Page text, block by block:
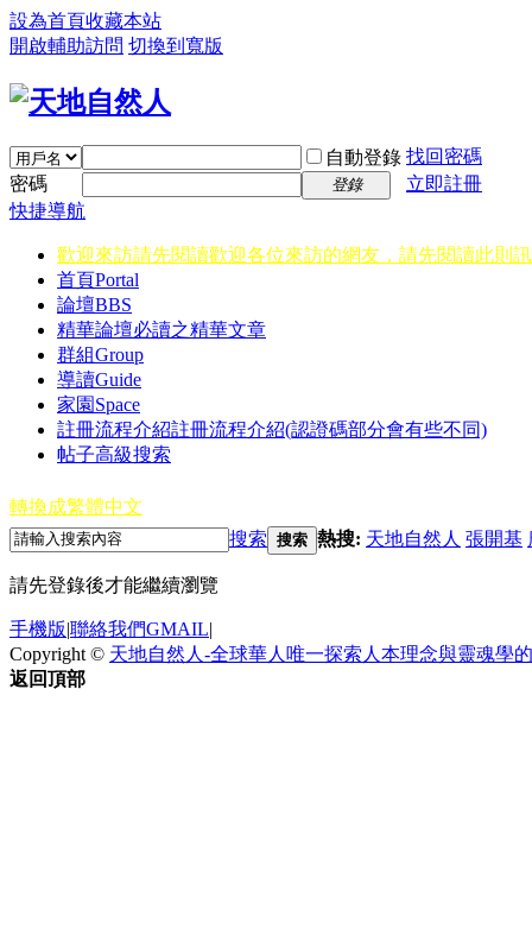
設為首頁收藏本站
開啟輔助訪問 切換到寬版
自動登錄 找回密碼
密碼
登錄
立即註冊
快捷導航
歡迎來訪請先閱讀歡迎各位來訪的網友，請先閱讀此則
首頁Portal
論壇BBS
精華論壇必讀之精華文章
群組Group
導讀Guide
家園 Space
註冊流程介紹註冊流程介紹(認證碼部分會有些不同)
帖子高級搜索
轉換成繁體中文
搜索 搜索 熱搜: 天地自然人 張開基
請先登錄後才能繼續瀏覽
手機版|聯絡我們GMAIL|
Copyright © 天地自然人-全球華人唯一探索人本理念與靈魂學
返回頂部